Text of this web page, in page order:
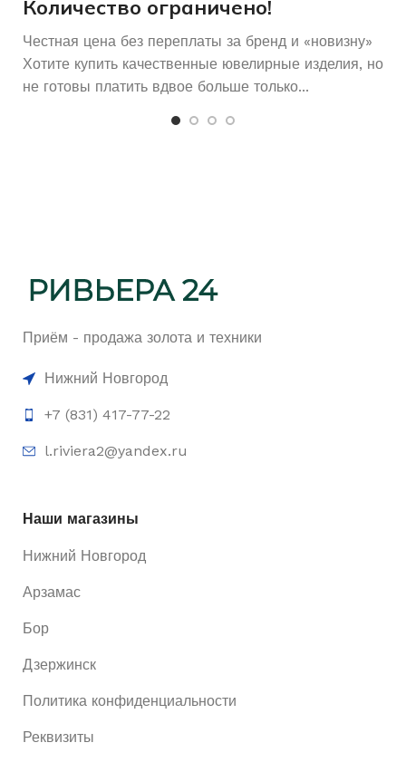
Количество ограничено!
Честная цена без переплаты за бренд и «новизну»
Хотите купить качественные ювелирные изделия, но
не готовы платить вдвое больше только...
Приём - продажа золота и техники
Нижний Новгород
+7 (831) 417-77-22
l.riviera2@yandex.ru
Наши магазины
Нижний Новгород
Арзамас
Бор
Дзержинск
Политика конфиденциальности
Реквизиты